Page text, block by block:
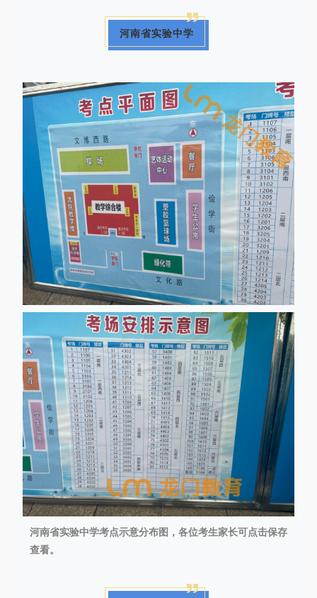
河南省实验中学
河南省实验中学考点示意分布图，各位考生家长可点击保存
查看。